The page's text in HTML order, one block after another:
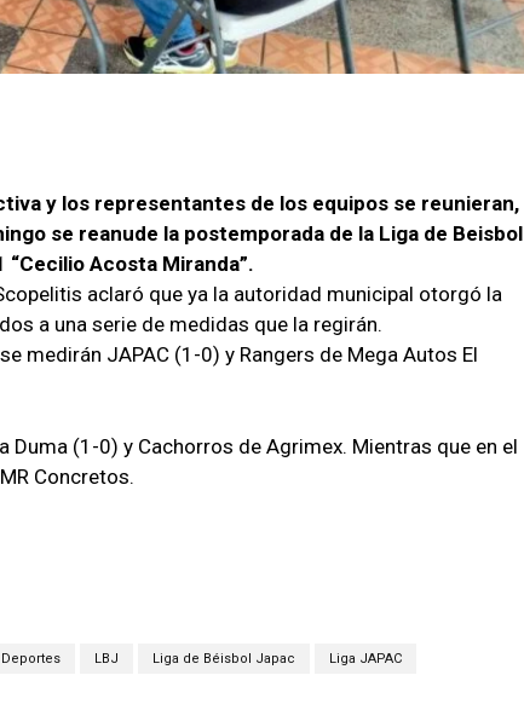
y los representantes de los equipos se reunieran,
se reanude la postemporada de la Liga de Beisbol
Acosta Miranda”.
aclaró que ya la autoridad municipal otorgó la
a una serie de medidas que la regirán.
medirán JAPAC (1-0) y Rangers de Mega Autos El
Duma (1-0) y Cachorros de Agrimex. Mientras que en el
Concretos.
Deportes LBJ Liga de Béisbol Japac Liga JAPAC